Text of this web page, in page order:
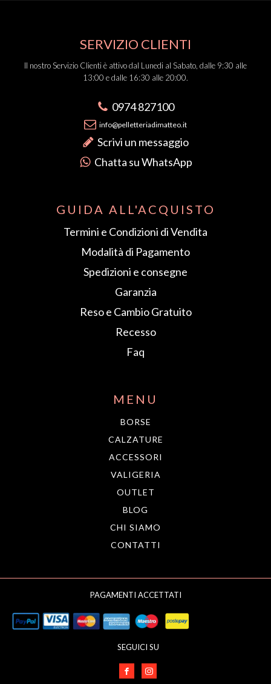
SERVIZIO CLIENTI
Il nostro Servizio Clienti è attivo dal Lunedi al Sabato, dalle 9:30 alle
13:00 e dalle 16:30 alle 20:00.
0974 827100
info@pelletteriadimatteo.it
Scrivi un messaggio
Chatta su WhatsApp
GUIDA ALL'ACQUISTO
Termini e Condizioni di Vendita
Modalità di Pagamento
Spedizioni e consegne
Garanzia
Reso e Cambio Gratuito
Recesso
Faq
MENU
BORSE
CALZATURE
ACCESSORI
VALIGERIA
OUTLET
BLOG
CHI SIAMO
CONTATTI
PAGAMENTI ACCETTATI
SEGUICI SU